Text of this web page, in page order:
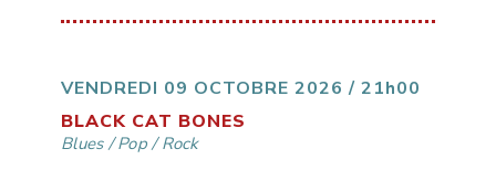
programme :Sessions de 20 min sur des thèmes
VENDREDI 09 OCTOBRE 2026 / 21h00
BLACK CAT BONES
Blues/Pop/Rock